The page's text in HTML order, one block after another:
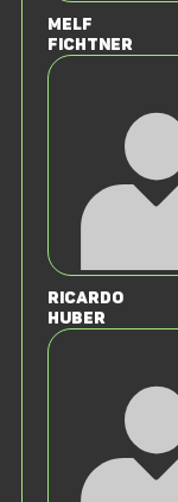
Melf
Fichtner
Ricardo
Huber